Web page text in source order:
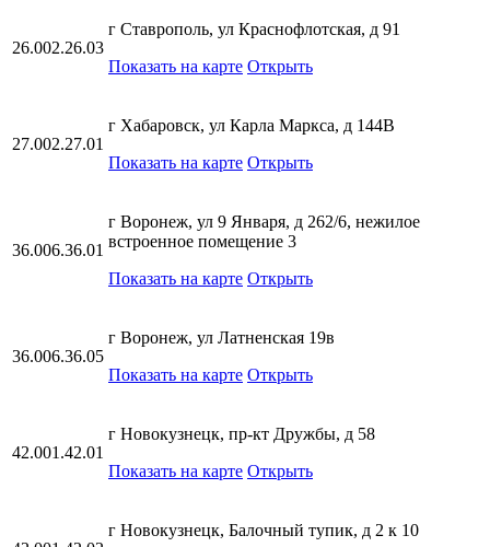
26.002.26.03
г Ставрополь, ул Краснофлотская, д 91
Показать на карте Открыть
27.002.27.01
г Хабаровск, ул Карла Маркса, д 144В
Показать на карте Открыть
36.006.36.01
г Воронеж, ул 9 Января, д 262/6, нежилое
встроенное помещение 3
Показать на карте Открыть
36.006.36.05
г Воронеж, ул Латненская 19в
Показать на карте Открыть
42.001.42.01
г Новокузнецк, пр-кт Дружбы, д 58
Показать на карте Открыть
г Новокузнецк, Балочный тупик, д 2 к 10